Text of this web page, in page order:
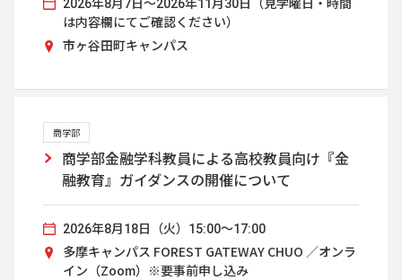
2026年8月7日～2026年11月30日（見学曜日・時間
は内容欄にてご確認ください）
市ヶ谷田町キャンパス
商学部
商学部金融学科教員による高校教員向け『金
融教育』ガイダンスの開催について
2026年8月18日（火）15:00～17:00
多摩キャンパス FOREST GATEWAY CHUO ／オンラ
イン（Zoom）※要事前申し込み